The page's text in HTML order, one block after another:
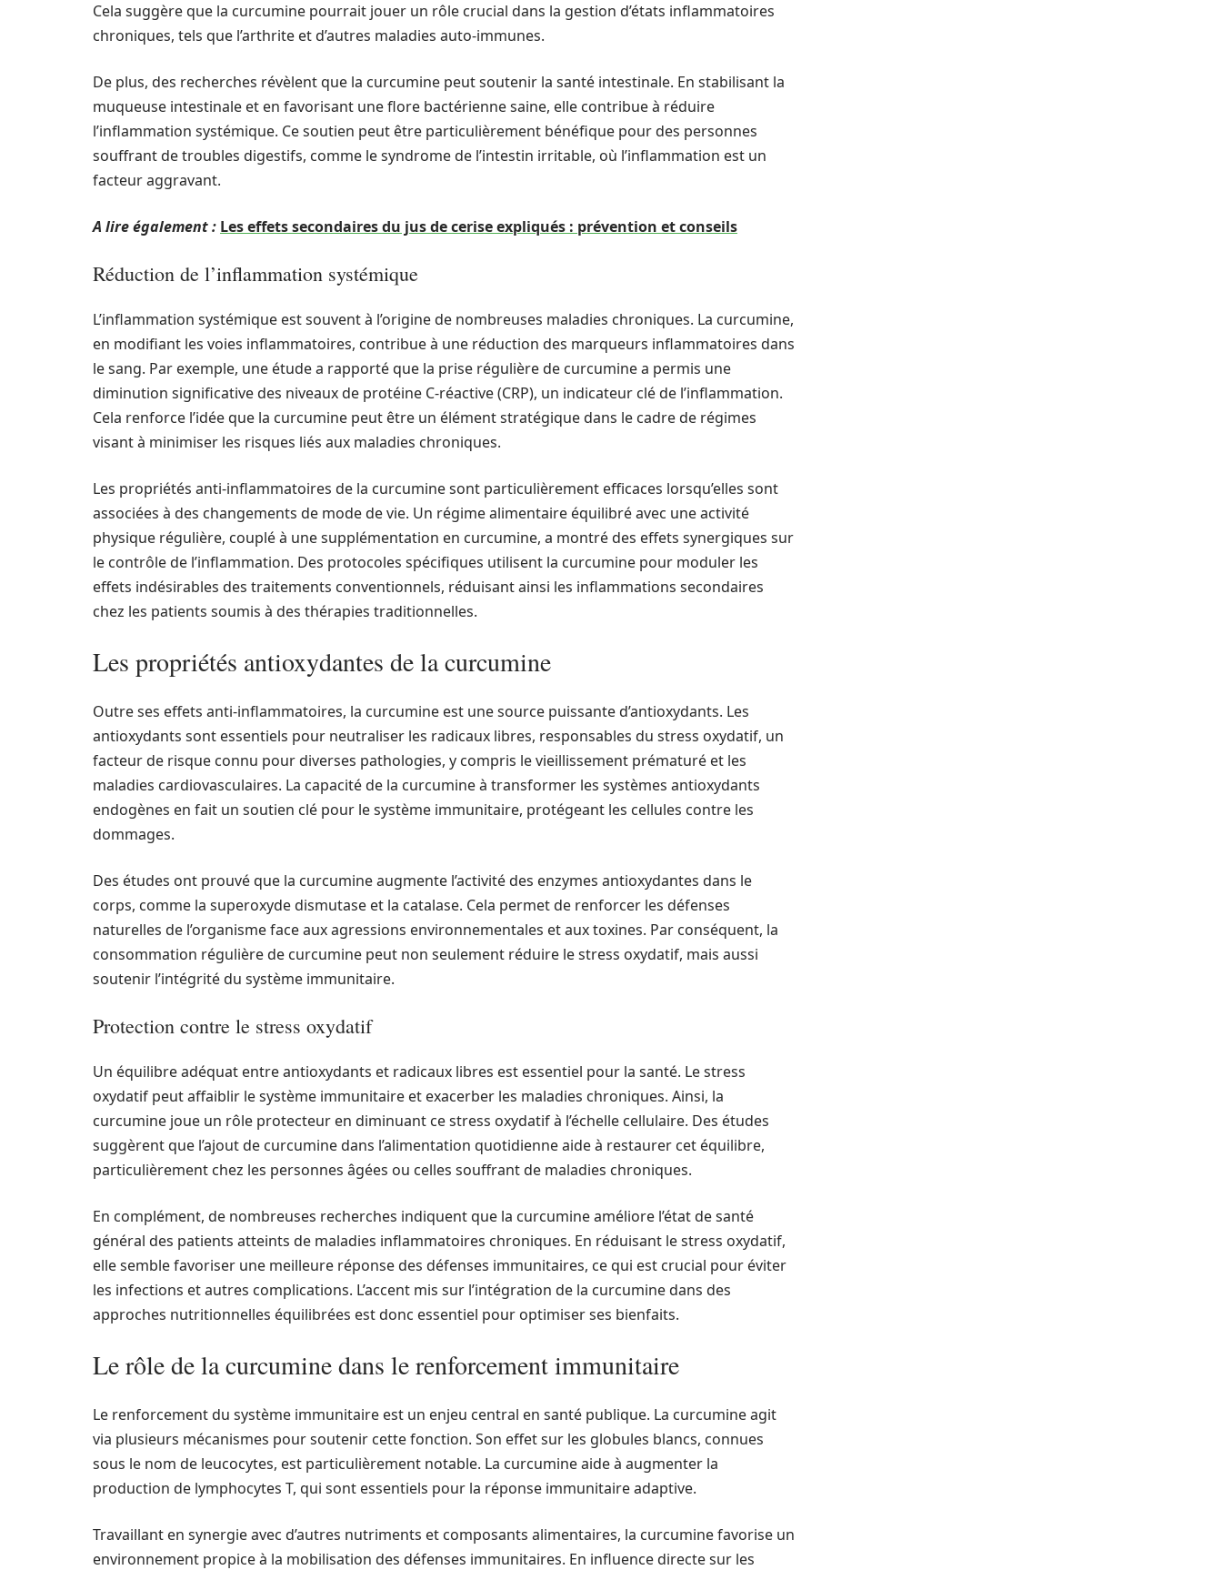
Cela suggère que la curcumine pourrait jouer un rôle crucial dans la gestion d’états inflammatoires
chroniques, tels que l’arthrite et d’autres maladies auto-immunes.
De plus, des recherches révèlent que la curcumine peut soutenir la santé intestinale. En stabilisant la
muqueuse intestinale et en favorisant une flore bactérienne saine, elle contribue à réduire
l’inflammation systémique. Ce soutien peut être particulièrement bénéfique pour des personnes
souffrant de troubles digestifs, comme le syndrome de l’intestin irritable, où l’inflammation est un
facteur aggravant.
A lire également : Les effets secondaires du jus de cerise expliqués : prévention et conseils
Réduction de l’inflammation systémique
L’inflammation systémique est souvent à l’origine de nombreuses maladies chroniques. La curcumine,
en modifiant les voies inflammatoires, contribue à une réduction des marqueurs inflammatoires dans
le sang. Par exemple, une étude a rapporté que la prise régulière de curcumine a permis une
diminution significative des niveaux de protéine C-réactive (CRP), un indicateur clé de l’inflammation.
Cela renforce l’idée que la curcumine peut être un élément stratégique dans le cadre de régimes
visant à minimiser les risques liés aux maladies chroniques.
Les propriétés anti-inflammatoires de la curcumine sont particulièrement efficaces lorsqu’elles sont
associées à des changements de mode de vie. Un régime alimentaire équilibré avec une activité
physique régulière, couplé à une supplémentation en curcumine, a montré des effets synergiques sur
le contrôle de l’inflammation. Des protocoles spécifiques utilisent la curcumine pour moduler les
effets indésirables des traitements conventionnels, réduisant ainsi les inflammations secondaires
chez les patients soumis à des thérapies traditionnelles.
Les propriétés antioxydantes de la curcumine
Outre ses effets anti-inflammatoires, la curcumine est une source puissante d’antioxydants. Les
antioxydants sont essentiels pour neutraliser les radicaux libres, responsables du stress oxydatif, un
facteur de risque connu pour diverses pathologies, y compris le vieillissement prématuré et les
maladies cardiovasculaires. La capacité de la curcumine à transformer les systèmes antioxydants
endogènes en fait un soutien clé pour le système immunitaire, protégeant les cellules contre les
dommages.
Des études ont prouvé que la curcumine augmente l’activité des enzymes antioxydantes dans le
corps, comme la superoxyde dismutase et la catalase. Cela permet de renforcer les défenses
naturelles de l’organisme face aux agressions environnementales et aux toxines. Par conséquent, la
consommation régulière de curcumine peut non seulement réduire le stress oxydatif, mais aussi
soutenir l’intégrité du système immunitaire.
Protection contre le stress oxydatif
Un équilibre adéquat entre antioxydants et radicaux libres est essentiel pour la santé. Le stress
oxydatif peut affaiblir le système immunitaire et exacerber les maladies chroniques. Ainsi, la
curcumine joue un rôle protecteur en diminuant ce stress oxydatif à l’échelle cellulaire. Des études
suggèrent que l’ajout de curcumine dans l’alimentation quotidienne aide à restaurer cet équilibre,
particulièrement chez les personnes âgées ou celles souffrant de maladies chroniques.
En complément, de nombreuses recherches indiquent que la curcumine améliore l’état de santé
général des patients atteints de maladies inflammatoires chroniques. En réduisant le stress oxydatif,
elle semble favoriser une meilleure réponse des défenses immunitaires, ce qui est crucial pour éviter
les infections et autres complications. L’accent mis sur l’intégration de la curcumine dans des
approches nutritionnelles équilibrées est donc essentiel pour optimiser ses bienfaits.
Le rôle de la curcumine dans le renforcement immunitaire
Le renforcement du système immunitaire est un enjeu central en santé publique. La curcumine agit
via plusieurs mécanismes pour soutenir cette fonction. Son effet sur les globules blancs, connues
sous le nom de leucocytes, est particulièrement notable. La curcumine aide à augmenter la
production de lymphocytes T, qui sont essentiels pour la réponse immunitaire adaptive.
Travaillant en synergie avec d’autres nutriments et composants alimentaires, la curcumine favorise un
environnement propice à la mobilisation des défenses immunitaires. En influence directe sur les